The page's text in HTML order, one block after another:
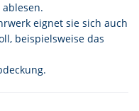
eignet sie sich auch
beispielsweise das